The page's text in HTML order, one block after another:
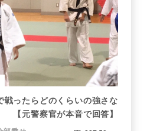
戦ったらどのくらいの強さな
【元警察官が本音で回答】